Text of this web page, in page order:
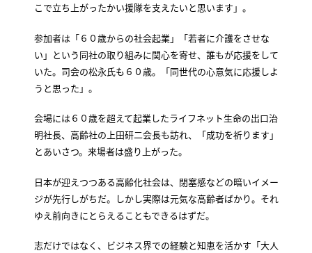
こで立ち上がったかい援隊を支えたいと思います」。
参加者は「６０歳からの社会起業」「若者に介護をさせな
い」という同社の取り組みに関心を寄せ、誰もが応援をして
いた。司会の松永氏も６０歳。「同世代の心意気に応援しよ
うと思った」。
会場には６０歳を超えて起業したライフネット生命の出口治
明社長、高齢社の上田研二会長も訪れ、「成功を祈ります」
とあいさつ。来場者は盛り上がった。
日本が迎えつつある高齢化社会は、閉塞感などの暗いイメー
ジが先行しがちだ。しかし実際は元気な高齢者ばかり。それ
ゆえ前向きにとらえることもできるはずだ。
志だけではなく、ビジネス界での経験と知恵を活かす「大人